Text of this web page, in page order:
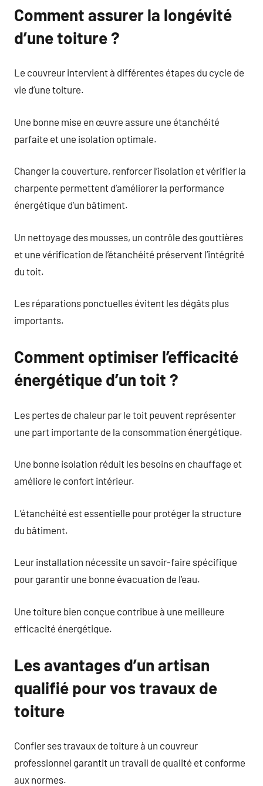
Comment assurer la longévité
d’une toiture ?
Le couvreur intervient à différentes étapes du cycle de
vie d’une toiture.
Une bonne mise en œuvre assure une étanchéité
parfaite et une isolation optimale.
Changer la couverture, renforcer l’isolation et vérifier la
charpente permettent d’améliorer la performance
énergétique d’un bâtiment.
Un nettoyage des mousses, un contrôle des gouttières
et une vérification de l’étanchéité préservent l’intégrité
du toit.
Les réparations ponctuelles évitent les dégâts plus
importants.
Comment optimiser l’efficacité
énergétique d’un toit ?
Les pertes de chaleur par le toit peuvent représenter
une part importante de la consommation énergétique.
Une bonne isolation réduit les besoins en chauffage et
améliore le confort intérieur.
L’étanchéité est essentielle pour protéger la structure
du bâtiment.
Leur installation nécessite un savoir-faire spécifique
pour garantir une bonne évacuation de l’eau.
Une toiture bien conçue contribue à une meilleure
efficacité énergétique.
Les avantages d’un artisan
qualifié pour vos travaux de
toiture
Confier ses travaux de toiture à un couvreur
professionnel garantit un travail de qualité et conforme
aux normes.